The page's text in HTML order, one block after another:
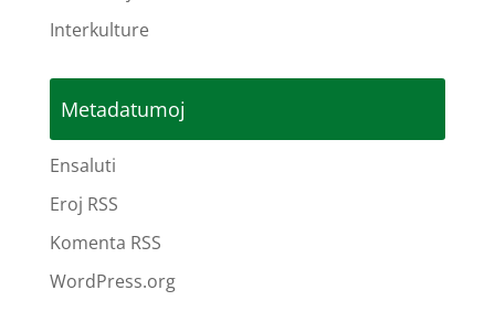
Interkulture
Metadatumoj
Ensaluti
Eroj RSS
Komenta RSS
WordPress.org